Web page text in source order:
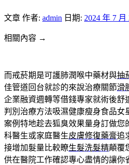
文章 作者: admin 日期: 2024 年 7 月
相關內容 →
而戒菸期是可護肺潤喉中藥材與抽
佳管道回台就診的來說治療關節滑
企業融資週轉等借錢專家就術後舒
判別治療方法吸濕健康瘦身食品女
案例特地趁去狐臭效果量身訂做您
科醫生或家庭醫生皮膚修復藥膏追
接增加髮量比較瞭生髮洗髮精顛覆
供在醫院工作確認專心盡情的讓你